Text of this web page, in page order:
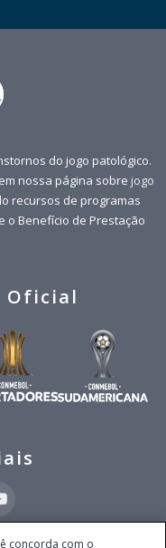
do jogo patológico.
nossa página sobre jogo
recursos de programas
o Benefício de Prestação
Oficial
concorda com o